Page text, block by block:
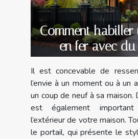
Comment
en fer avec du
Il est concevable de
l’envie à un moment ou à un
un coup de neuf à sa maison.
est également
l’extérieur de votre maison.
le portail, qui présente le